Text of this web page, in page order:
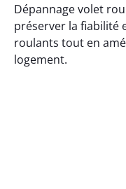
Dépannage volet
préserver la fiabilité
roulants tout en
logement.